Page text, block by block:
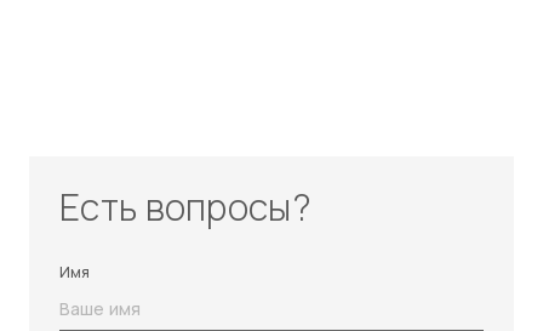
Есть вопросы?
Имя